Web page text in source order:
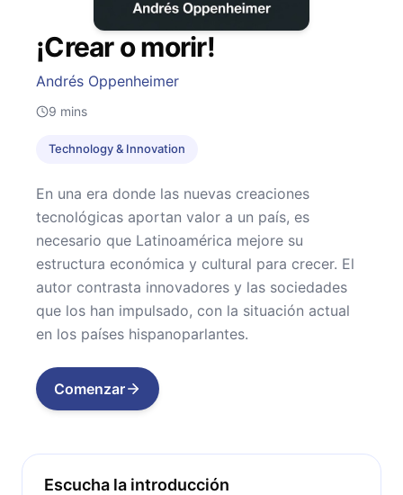
¡Crear o morir!
Andrés Oppenheimer
9 mins
Technology & Innovation
En una era donde las nuevas creaciones
tecnológicas aportan valor a un país, es
necesario que Latinoamérica mejore su
estructura económica y cultural para crecer. El
autor contrasta innovadores y las sociedades
que los han impulsado, con la situación actual
en los países hispanoparlantes.
Comenzar
Escucha la introducción